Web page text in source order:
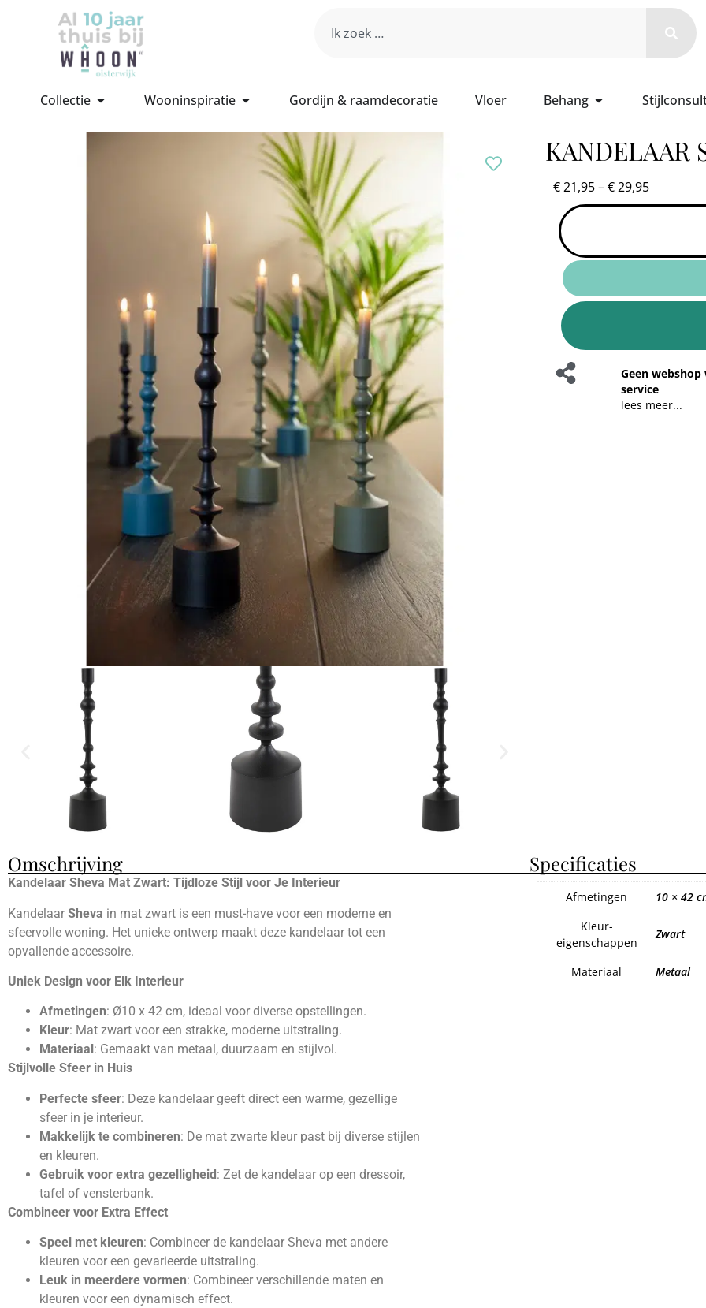
Collectie Wooninspiratie Gordijn & raamdecoratie Vloer Behang
KANDELAAR
€21,95–€29,95
Geen webshop
service
lees meer...
Omschrijving
Kandelaar Sheva Mat Zwart: Tijdloze Stijl voor Je Interieur
Kandelaar Sheva in mat zwart is een must-have voor een moderne en
sfeervolle woning. Het unieke ontwerp maakt deze kandelaar tot een
opvallende accessoire.
Uniek Design voor Elk Interieur
Afmetingen: Ø10 x 42 cm, ideaal voor diverse opstellingen.
Kleur: Mat zwart voor een strakke, moderne uitstraling.
Materiaal : Gemaakt van metaal, duurzaam en stijlvol.
Stijlvolle Sfeer in Huis
Perfecte sfeer: Deze kandelaar geeft direct een warme, gezellige
sfeer in je interieur.
Makkelijk te combineren: De mat zwarte kleur past bij diverse stijlen
en kleuren.
Gebruik voor extra gezelligheid: Zet de kandelaar op een dressoir,
tafel of vensterbank.
Combineer voor Extra Effect
Speel met kleuren: Combineer de kandelaar Sheva met andere
kleuren voor een gevarieerde uitstraling.
Leuk in meerdere vormen: Combineer verschillende maten en
kleuren voor een dynamisch effect.
Specificaties
Afmetingen
10 × 42
Kleur-
eigenschappen
Zwart
Materiaal Metaal